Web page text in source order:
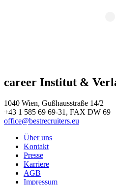
career Institut &
1040 Wien, Gußhausstraße 14/2
+43 1 585 69 69-31, FAX DW 69
office@bestrecruiters.eu
Über uns
Kontakt
Presse
Karriere
AGB
Impressum